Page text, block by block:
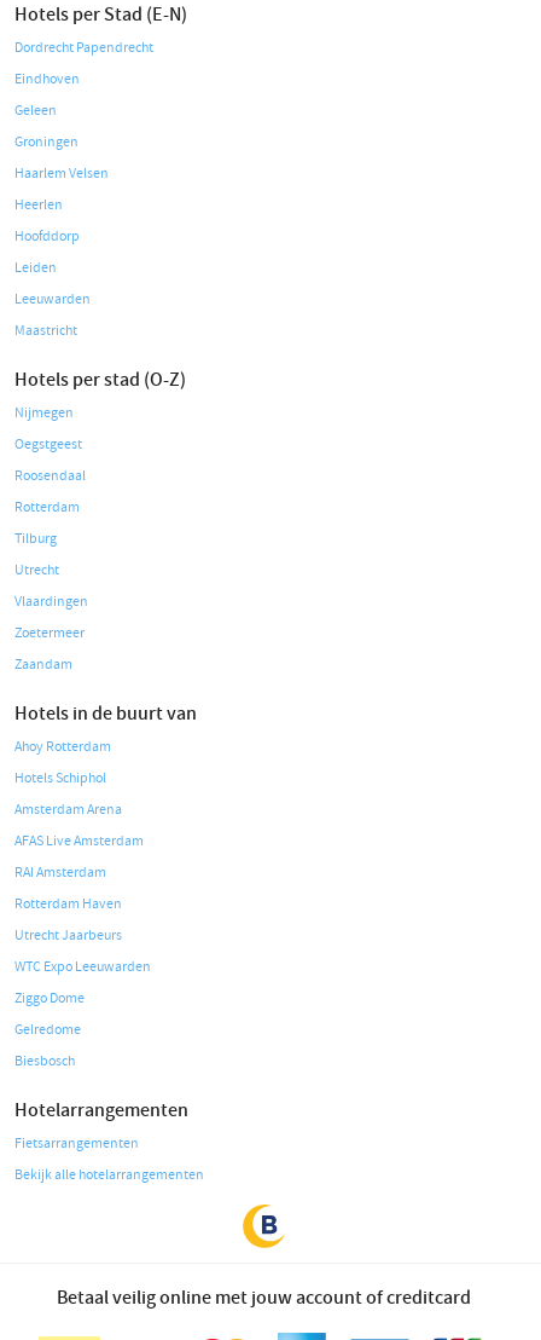
Hotels per Stad (E-N)
Dordrecht Papendrecht
Eindhoven
Geleen
Groningen
Haarlem Velsen
Heerlen
Hoofddorp
Leiden
Leeuwarden
Maastricht
Hotels per stad (O-Z)
Nijmegen
Oegstgeest
Roosendaal
Rotterdam
Tilburg
Utrecht
Vlaardingen
Zoetermeer
Zaandam
Hotels in de buurt van
Ahoy Rotterdam
Hotels Schiphol
Amsterdam Arena
AFAS Live Amsterdam
RAI Amsterdam
Rotterdam Haven
Utrecht Jaarbeurs
WTC Expo Leeuwarden
Ziggo Dome
Gelredome
Biesbosch
Hotelarrangementen
Fietsarrangementen
Bekijk alle hotelarrangementen
Betaal veilig online met jouw account of creditcard